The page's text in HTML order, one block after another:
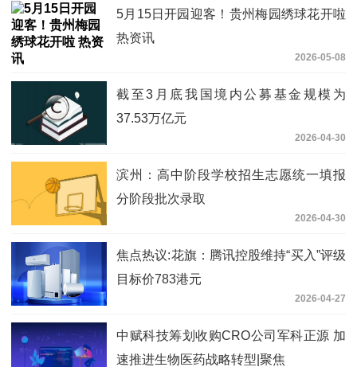
5月15日开园迎客！贵州梅园绣球花开啦
热资讯
2026-05-08
截至3月底我国境内公募基金规模为
37.53万亿元
2026-04-30
滨州：高中阶段学校招生志愿统一填报
分阶段批次录取
2026-04-30
焦点热议:花旗：腾讯控股维持“买入”评级
目标价783港元
2026-04-27
中赋科技筹划收购CRO公司军科正源 加
速推进生物医药战略转型|聚焦